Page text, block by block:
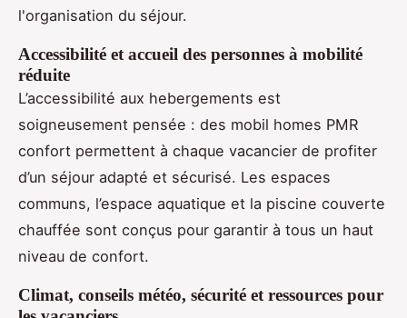
l'organisation du séjour.
Accessibilité et accueil des personnes à mobilité
réduite
L’accessibilité aux hebergements est
soigneusement pensée : des mobil homes PMR
confort permettent à chaque vacancier de profiter
d’un séjour adapté et sécurisé. Les espaces
communs, l’espace aquatique et la piscine couverte
chauffée sont conçus pour garantir à tous un haut
niveau de confort.
Climat, conseils météo, sécurité et ressources pour